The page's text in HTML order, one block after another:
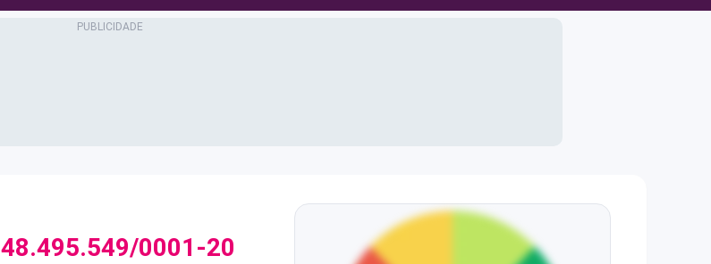
48.495.549/0001-20